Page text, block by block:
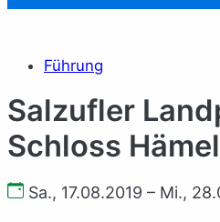
Führung
Salzufler
Schloss
Sa., 17.08.2019 – Mi.,